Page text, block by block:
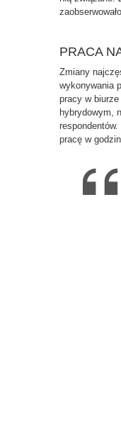
PRACA
Zmiany
wykonywania
pracy w
hybrydowym,
pracę w